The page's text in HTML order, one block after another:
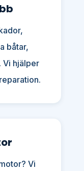
båtar,
Vi hjälper
Vi